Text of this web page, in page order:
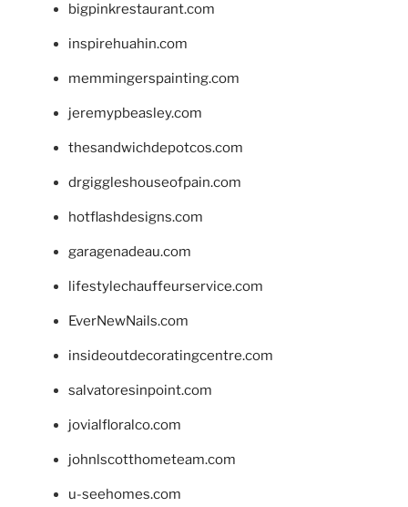
bigpinkrestaurant.com
inspirehuahin.com
memmingerspainting.com
jeremypbeasley.com
thesandwichdepotcos.com
drgiggleshouseofpain.com
hotflashdesigns.com
garagenadeau.com
lifestylechauffeurservice.com
EverNewNails.com
insideoutdecoratingcentre.com
salvatoresinpoint.com
jovialfloralco.com
johnlscotthometeam.com
u-seehomes.com